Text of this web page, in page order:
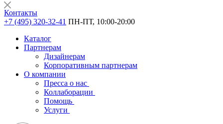
Контакты
+7 (495) 320-32-41 ПН-ПТ, 10:00-20:00
Каталог
Партнерам
Дизайнерам
Корпоративным партнерам
О компании
Пресса о нас
Коллаборации
Помощь
Услуги